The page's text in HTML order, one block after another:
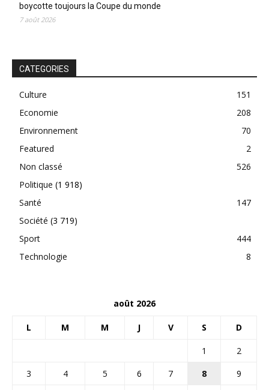
boycotte toujours la Coupe du monde
7 août 2026
CATEGORIES
Culture
151
Economie
208
Environnement
70
Featured
2
Non classé
526
Politique (1 918)
Santé
147
Société (3 719)
Sport
444
Technologie
8
août 2026
L M M J V S D
1
2
3
4 5 6 7 8
9